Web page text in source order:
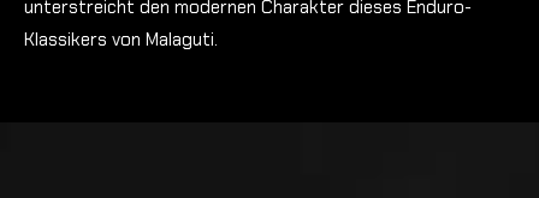
unterstreicht den modernen Charakter dieses Enduro-
Klassikers von Malaguti.